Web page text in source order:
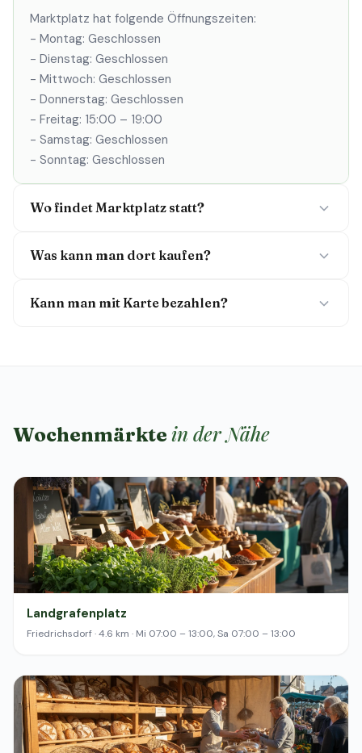
Marktplatz hat folgende Öffnungszeiten:
- Montag: Geschlossen
- Dienstag: Geschlossen
- Mittwoch: Geschlossen
- Donnerstag: Geschlossen
- Freitag: 15:00 – 19:00
- Samstag: Geschlossen
- Sonntag: Geschlossen
Wo findet Marktplatz statt?
Was kann man dort kaufen?
Kann man mit Karte bezahlen?
Wochenmärkte in der Nähe
Landgrafenplatz
Friedrichsdorf · 4.6 km · Mi 07:00 – 13:00, Sa 07:00 – 13:00